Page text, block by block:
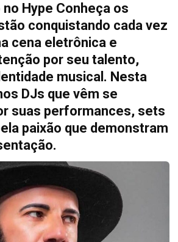
Hype Conheça os
conquistando cada vez
cena eletrônica e
por seu talento,
musical. Nesta
DJs que vêm se
suas performances, sets
paixão que demonstram